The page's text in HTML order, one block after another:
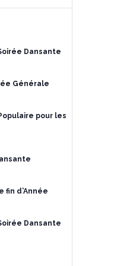
Dansante
Générale
pour les
fin d’Année
Dansante